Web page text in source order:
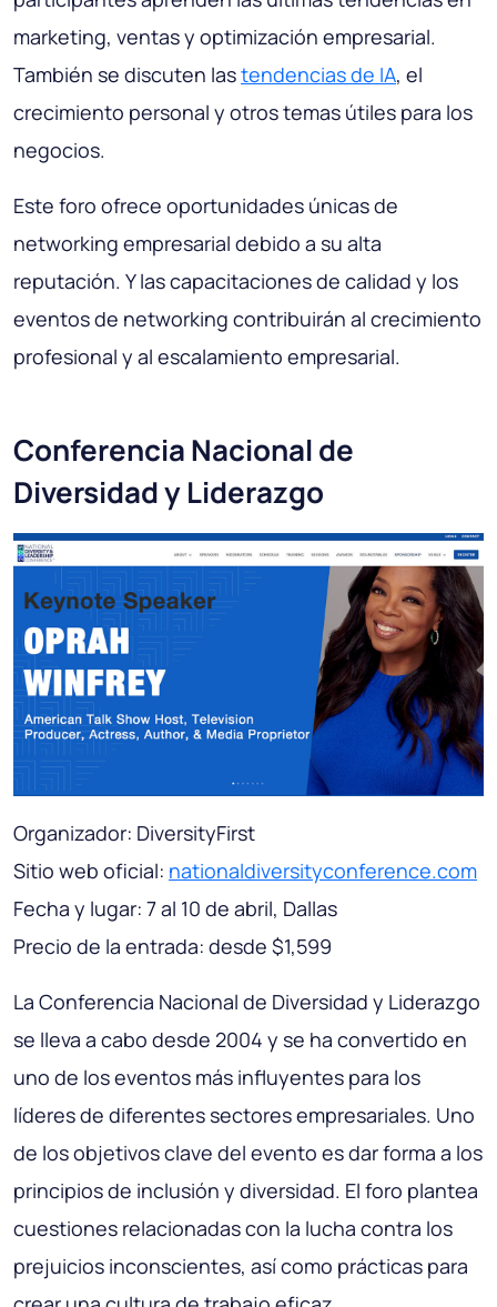
marketing, ventas y optimización empresarial.
También se discuten lastendencias de IA, el
crecimiento personal y otros temas útiles para los
negocios.
Este foro ofrece oportunidades únicas de
networking empresarial debido a su alta
reputación. Y las capacitaciones de calidad y los
eventos de networking contribuirán al crecimiento
profesional y al escalamiento empresarial.
Conferencia Nacional de
Diversidad y Liderazgo
Organizador: DiversityFirst
Sitio web oficial: nationaldiversityconference.com
Fecha y lugar: 7 al 10 de abril, Dallas
Precio de la entrada: desde $1,599
La Conferencia Nacional de Diversidad y Liderazgo
se lleva a cabo desde 2004 y se ha convertido en
uno de los eventos más influyentes para los
líderes de diferentes sectores empresariales. Uno
de los objetivos clave del evento es dar forma a los
principios de inclusión y diversidad. El foro plantea
cuestiones relacionadas con la lucha contra los
prejuicios inconscientes, así como prácticas para